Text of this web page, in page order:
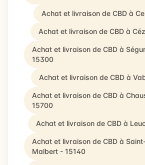
Achat et livraison de CBD à
Achat et livraison de CBD à
Achat et livraison de CBD à
15300
Achat et livraison de CBD à
Achat et livraison de CBD à
15700
Achat et livraison de CBD à
Achat et livraison de CBD à
Malbert - 15140